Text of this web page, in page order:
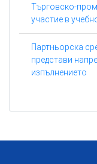
Търговско-
участие в
Партньорска
представи
изпълнението